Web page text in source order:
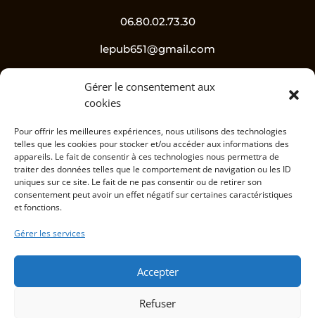
Gérer le consentement aux
cookies
Pour offrir les meilleures expériences, nous utilisons des technologies
telles que les cookies pour stocker et/ou accéder aux informations des
appareils. Le fait de consentir à ces technologies nous permettra de
traiter des données telles que le comportement de navigation ou les ID
uniques sur ce site. Le fait de ne pas consentir ou de retirer son
consentement peut avoir un effet négatif sur certaines caractéristiques
et fonctions.
Gérer les services
Accepter
Refuser
06.80.02.73.30
lepub651@gmail.com
Suivez-nous !
L’abus d’alcool est dangereux pour la santé, à
Informations